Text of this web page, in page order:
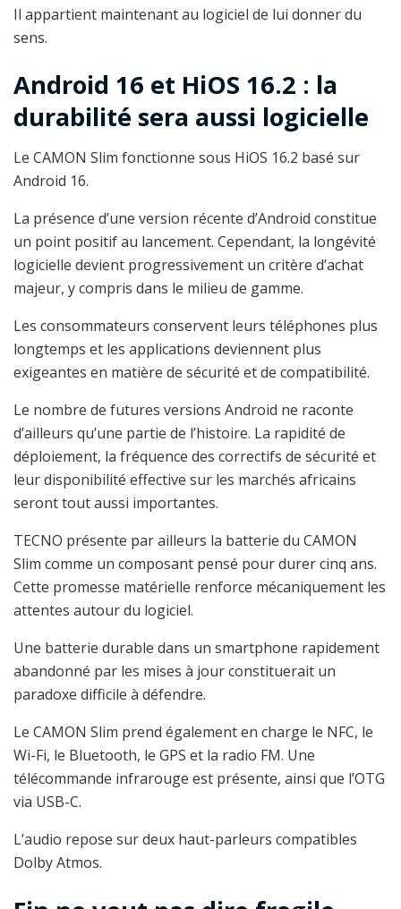
Il appartient maintenant au logiciel de lui donner du
sens.
Android 16 et HiOS 16.2 : la
durabilité sera aussi logicielle
Le CAMON Slim fonctionne sous HiOS 16.2 basé sur
Android 16.
La présence d’une version récente d’Android constitue
un point positif au lancement. Cependant, la longévité
logicielle devient progressivement un critère d’achat
majeur, y compris dans le milieu de gamme.
Les consommateurs conservent leurs téléphones plus
longtemps et les applications deviennent plus
exigeantes en matière de sécurité et de compatibilité.
Le nombre de futures versions Android ne raconte
d’ailleurs qu’une partie de l’histoire. La rapidité de
déploiement, la fréquence des correctifs de sécurité et
leur disponibilité effective sur les marchés africains
seront tout aussi importantes.
TECNO présente par ailleurs la batterie du CAMON
Slim comme un composant pensé pour durer cinq ans.
Cette promesse matérielle renforce mécaniquement les
attentes autour du logiciel.
Une batterie durable dans un smartphone rapidement
abandonné par les mises à jour constituerait un
paradoxe difficile à défendre.
Le CAMON Slim prend également en charge le NFC, le
Wi-Fi, le Bluetooth, le GPS et la radio FM. Une
télécommande infrarouge est présente, ainsi que l’OTG
via USB-C.
L’audio repose sur deux haut-parleurs compatibles
Dolby Atmos.